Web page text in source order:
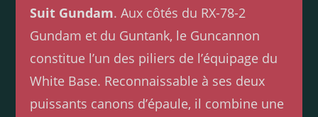
Suit Gundam. Aux côtés du RX-78-2
Gundam et du Guntank, le Guncannon
constitue l’un des piliers de l’équipage du
White Base. Reconnaissable à ses deux
puissants canons d’épaule, il combine une